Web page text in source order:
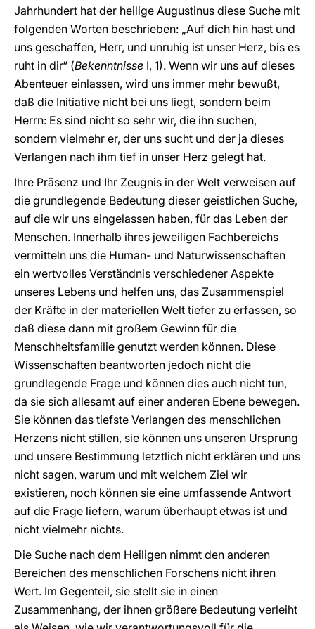
Jahrhundert hat der heilige Augustinus diese Suche mit
folgenden Worten beschrieben: „Auf dich hin hast und
uns geschaffen, Herr, und unruhig ist unser Herz, bis es
ruht in dir“ (Bekenntnisse I, 1). Wenn wir uns auf dieses
Abenteuer einlassen, wird uns immer mehr bewußt,
daß die Initiative nicht bei uns liegt, sondern beim
Herrn: Es sind nicht so sehr wir, die ihn suchen,
sondern vielmehr er, der uns sucht und der ja dieses
Verlangen nach ihm tief in unser Herz gelegt hat.
Ihre Präsenz und Ihr Zeugnis in der Welt verweisen auf
die grundlegende Bedeutung dieser geistlichen Suche,
auf die wir uns eingelassen haben, für das Leben der
Menschen. Innerhalb ihres jeweiligen Fachbereichs
vermitteln uns die Human- und Naturwissenschaften
ein wertvolles Verständnis verschiedener Aspekte
unseres Lebens und helfen uns, das Zusammenspiel
der Kräfte in der materiellen Welt tiefer zu erfassen, so
daß diese dann mit großem Gewinn für die
Menschheitsfamilie genutzt werden können. Diese
Wissenschaften beantworten jedoch nicht die
grundlegende Frage und können dies auch nicht tun,
da sie sich allesamt auf einer anderen Ebene bewegen.
Sie können das tiefste Verlangen des menschlichen
Herzens nicht stillen, sie können uns unseren Ursprung
und unsere Bestimmung letztlich nicht erklären und uns
nicht sagen, warum und mit welchem Ziel wir
existieren, noch können sie eine umfassende Antwort
auf die Frage liefern, warum überhaupt etwas ist und
nicht vielmehr nichts.
Die Suche nach dem Heiligen nimmt den anderen
Bereichen des menschlichen Forschens nicht ihren
Wert. Im Gegenteil, sie stellt sie in einen
Zusammenhang, der ihnen größere Bedeutung verleiht